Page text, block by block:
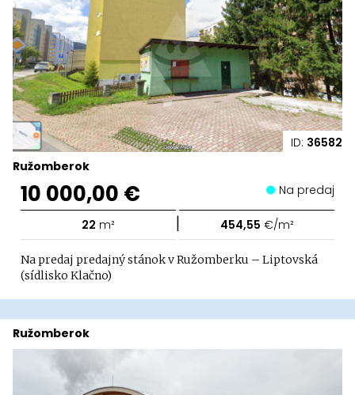
ID: 36582
Ružomberok
10 000,00 € Na predaj
22 m² | 454,55 €/m²
Na predaj predajný stánok v Ružomberku – Liptovská
(sídlisko Klačno)
Ružomberok